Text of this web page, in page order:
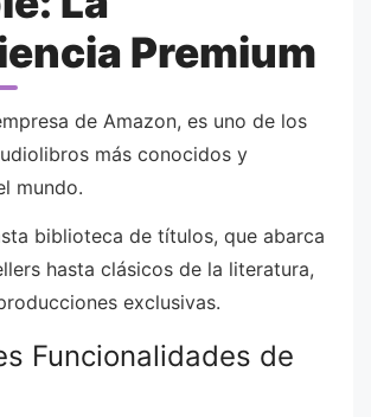
Premium
de Amazon, es uno de los
más conocidos y
mundo.
biblioteca de títulos, que abarca
hasta clásicos de la literatura,
exclusivas.
Funcionalidades de